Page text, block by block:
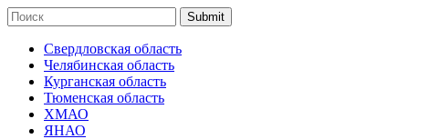
Submit
Свердловская область
Челябинская область
Курганская область
Тюменская область
ХМАО
ЯНАО